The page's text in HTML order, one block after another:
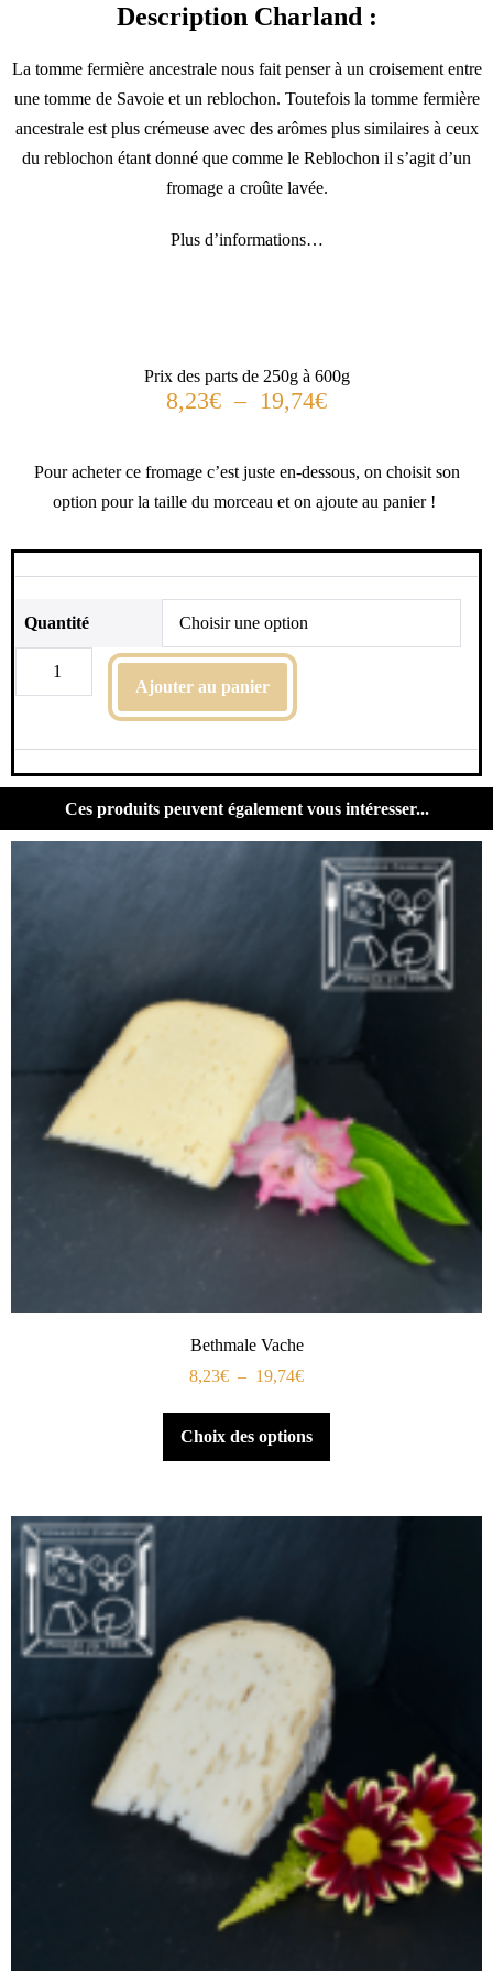
Description Charland :
La tomme fermière ancestrale nous fait penser à un croisement entre
une tomme de Savoie et un reblochon. Toutefois la tomme fermière
ancestrale est plus crémeuse avec des arômes plus similaires à ceux
du reblochon étant donné que comme le Reblochon il s’agit d’un
fromage a croûte lavée.
Plus d’informations…
Prix des parts de 250g à 600g
8,23€ – 19,74€
Pour acheter ce fromage c’est juste en-dessous, on choisit son
option pour la taille du morceau et on ajoute au panier !
Quantité
Ajouter au panier
Ces produits peuvent également vous intéresser...
Bethmale Vache
8,23€ – 19,74€
Choix des options